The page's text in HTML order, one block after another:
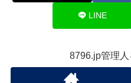
LINE
8796.jp管理